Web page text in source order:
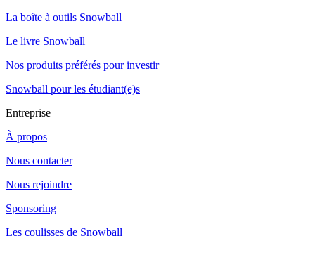
La boîte à outils Snowball
Le livre Snowball
Nos produits préférés pour investir
Snowball pour les étudiant(e)s
Entreprise
À propos
Nous contacter
Nous rejoindre
Sponsoring
Les coulisses de Snowball